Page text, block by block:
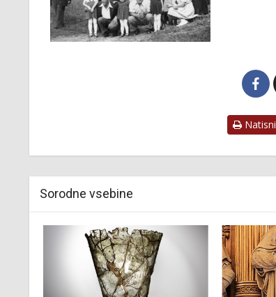
Natisni
Sorodne vsebine